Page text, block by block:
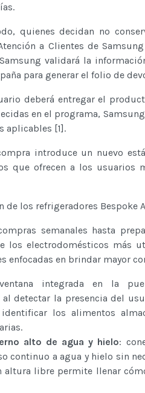
quienes decidan no
a Clientes de
validará la
para generar el folio de
deberá entregar el
en el programa,
aplicables [1].
introduce un nuevo
que ofrecen a los usuarios
de los refrigeradores Bespoke
semanales hasta
los electrodomésticos más
enfocadas en brindar mayor
integrada en la
detectar la presencia del
los alimentos
alto de agua y hielo:
continuo a agua y hielo sin
altura libre permite llenar